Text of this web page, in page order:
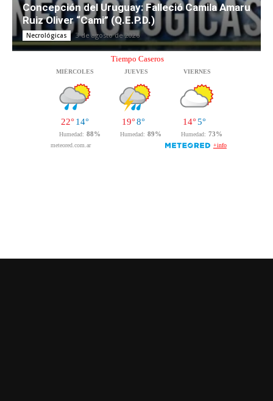
Concepción del Uruguay: Falleció Camila Amaru
Ruiz Oliver “Cami” (Q.E.P.D.)
Necrológicas 3 de agosto de 2026